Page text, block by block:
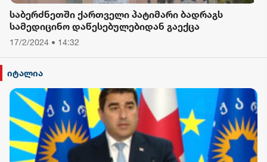
საბერძნეთში ქართველი პატიმარი ბადრაგს
სამედიცინო დაწესებულებიდან გაექცა
17/2/2024 • 14:32
იტალია